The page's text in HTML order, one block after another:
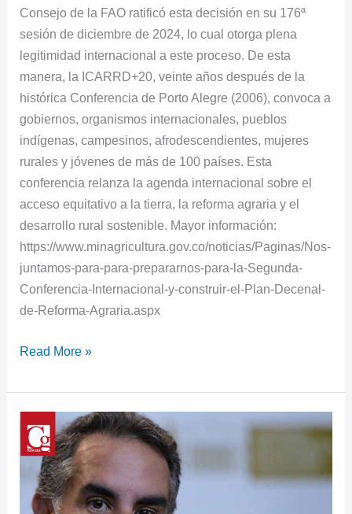
Consejo de la FAO ratificó esta decisión en su 176ª
sesión de diciembre de 2024, lo cual otorga plena
legitimidad internacional a este proceso. De esta
manera, la ICARRD+20, veinte años después de la
histórica Conferencia de Porto Alegre (2006), convoca a
gobiernos, organismos internacionales, pueblos
indígenas, campesinos, afrodescendientes, mujeres
rurales y jóvenes de más de 100 países. Esta
conferencia relanza la agenda internacional sobre el
acceso equitativo a la tierra, la reforma agraria y el
desarrollo rural sostenible. Mayor información:
https://www.minagricultura.gov.co/noticias/Paginas/Nos-
juntamos-para-para-prepararnos-para-la-Segunda-
Conferencia-Internacional-y-construir-el-Plan-Decenal-
de-Reforma-Agraria.aspx
Read More »
Benedetti
renunció
FAO